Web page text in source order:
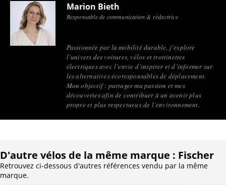
Marion Bieth
Responsable de communication & rédactrice
Passionnée par la mobilité durable, j’explore
l’univers des voitures, vélos et trottinettes
électriques avec l’envie d’inspirer et d’informer sur
les alternatives écoresponsables de déplacement.
Mon objectif : partager ma passion et mes
découvertes afin de contribuer à un avenir plus
propre et plus respectueux de l’environnement.
D'autre vélos de la même marque : Fischer
Retrouvez ci-dessous d'autres références vendu par la même
marque.